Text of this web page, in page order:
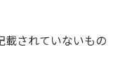
されていないもの